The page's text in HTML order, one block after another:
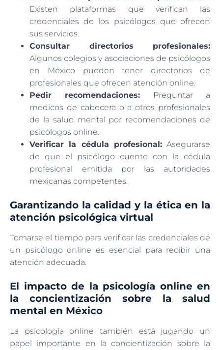
Existen plataformas que verifican las
credenciales de los psicólogos que ofrecen
sus servicios.
Consultar directorios profesionales:
Algunos colegios y asociaciones de psicólogos
en México pueden tener directorios de
profesionales que ofrecen atención online.
Pedir recomendaciones: Preguntar a
médicos de cabecera o a otros profesionales
de la salud mental por recomendaciones de
psicólogos online.
Verificar la cédula profesional:Asegurarse
de que el psicólogo cuente con la cédula
profesional emitida por las autoridades
mexicanas competentes.
Garantizando la calidad y la ética en la
atención psicológica virtual
Tomarse el tiempo para verificar las credenciales de
un psicólogo online es esencial para recibir una
atención adecuada.
El impacto de la psicología online en
la concientización sobre la salud
mental en México
La psicología online también está jugando un
papel importante en la concientización sobre la